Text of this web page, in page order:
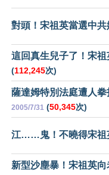
對頭！宋祖英當選中
這回真生兒子了！宋
(112,245次)
薩達姆特別法庭遭人
2005/7/31 (50,345次)
江……鬼！不曉得宋祖
新型沙塵暴！宋祖英